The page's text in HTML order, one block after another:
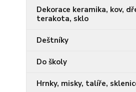
Dekorace keramika, kov,
terakota, sklo
Deštníky
Do školy
Hrnky, misky, talíře,